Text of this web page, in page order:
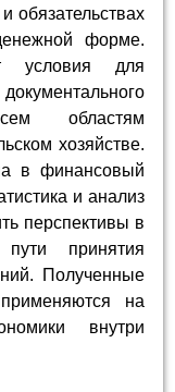
обязательствах
форме.
условия для
областям
хозяйстве.
в финансовый
и анализ
перспективы в
пути принятия
Полученные
на
внутри